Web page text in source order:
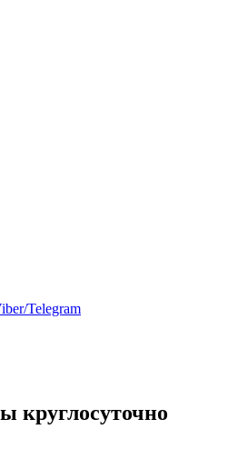
Telegram
круглосуточно